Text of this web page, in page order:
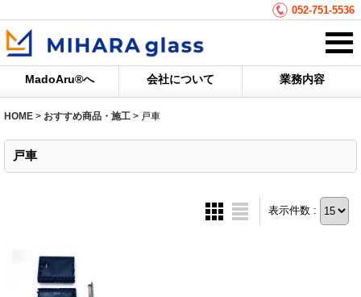
052-751-5536
MadoAru®へ 会社について 業務内容
HOME > おすすめ商品・施工 > 戸車
戸車
表示件数 :